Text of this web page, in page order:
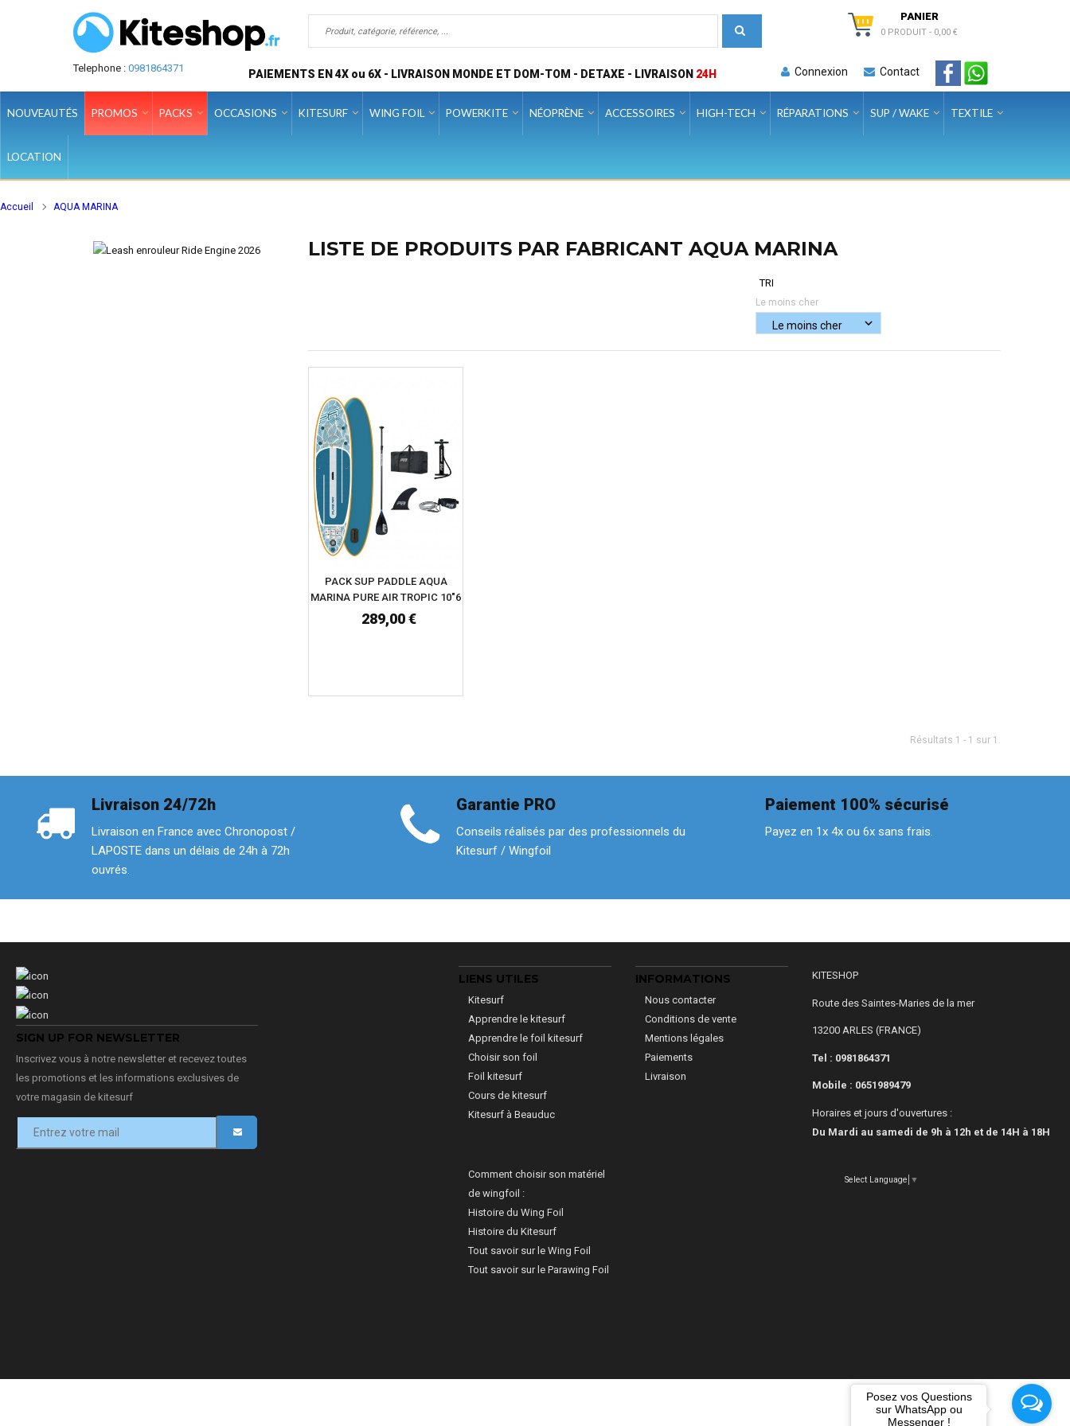
PANIER
0 PRODUIT - 0,00 €
Telephone : 0981864371 Connexion Contact
PAIEMENTS EN 4X ou 6X - LIVRAISON MONDE ET DOM-TOM - DETAXE - LIVRAISON 24H
NOUVEAUTÉS PROMOS PACKS OCCASIONS KITESURF WING FOIL POWERKITE NÉOPRÈNE ACCESSOIRES HIGH-TECH RÉPARATIONS SUP / WAKE TEXTILE
LOCATION
Accueil AQUA MARINA
LISTE DE PRODUITS PAR FABRICANT AQUA MARINA
TRI
Le moins cher
PACK SUP PADDLE AQUA
MARINA PURE AIR TROPIC 10"6
289,00 €
Résultats 1 - 1 sur 1.
Livraison 24/72h
Livraison en France avec Chronopost /
LAPOSTE dans un délais de 24h à 72h
ouvrés.
Garantie PRO
Conseils réalisés par des professionnels du
Kitesurf / Wingfoil
Paiement 100% sécurisé
Payez en 1x 4x ou 6x sans frais.
SIGN UP FOR NEWSLETTER
Inscrivez vous à notre newsletter et recevez toutes
les promotions et les informations exclusives de
votre magasin de kitesurf
LIENS UTILES
Kitesurf
Apprendre le kitesurf
Apprendre le foil kitesurf
Choisir son foil
Foil kitesurf
Cours de kitesurf
Kitesurf à Beauduc
Comment choisir son matériel
de wingfoil :
Histoire du Wing Foil
Histoire du Kitesurf
Tout savoir sur le Wing Foil
Tout savoir sur le Parawing Foil
INFORMATIONS
Nous contacter
Conditions de vente
Mentions légales
Paiements
Livraison
KITESHOP
Route des Saintes-Maries de la mer
13200 ARLES (FRANCE)
Tel : 0981864371
Mobile : 0651989479
Horaires et jours d'ouvertures :
Du Mardi au samedi de 9h à 12h et de 14H à 18H
Select Language ▼
Posez vos Questions
sur WhatsApp ou
Messenger !